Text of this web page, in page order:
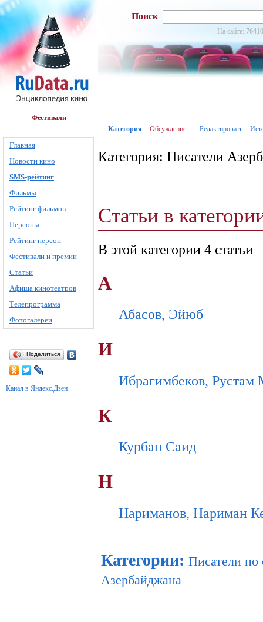
Фестивали
Главная
Новости кино
SMS-рейтинг
Фильмы
Рейтинг фильмов
Персоны
Рейтинг персон
Фестивали и премии
Статьи
Афиша кинотеатров
Телепрограмма
Фотогалереи
Поделиться
Канал в Яндекс.Дзен
Поиск
На сайте:
Категория Обсуждение Редактировать
Категория: Писатели
Статьи в
В этой категории 4 статьи
А
Абасов, Эйюб
И
Ибрагимбеков,
К
Курбан Саид
Н
Нариманов, Нариман
Категории: Писатели по
Азербайджана